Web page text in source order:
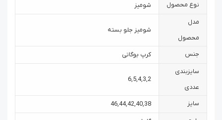
نوع محصول شومیز
مدل
محصول
شومیز جلو بسته
جنس کرپ بوگاتی
سایزبندی
عددی
2
,
3
,
4
,
5
,
6
سایز 38
,
40
,
42
,
44
,
46